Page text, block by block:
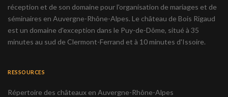
réception et de son domaine pour l'organisation de mariages et de
séminaires en Auvergne-Rhône-Alpes. Le château de Bois Rigaud
est un domaine d'exception dans le Puy-de-Dôme, situé à 35
minutes au sud de Clermont-Ferrand et à 10 minutes d'Issoire.
RESSOURCES
Répertoire des châteaux en Auvergne-Rhône-Alpes